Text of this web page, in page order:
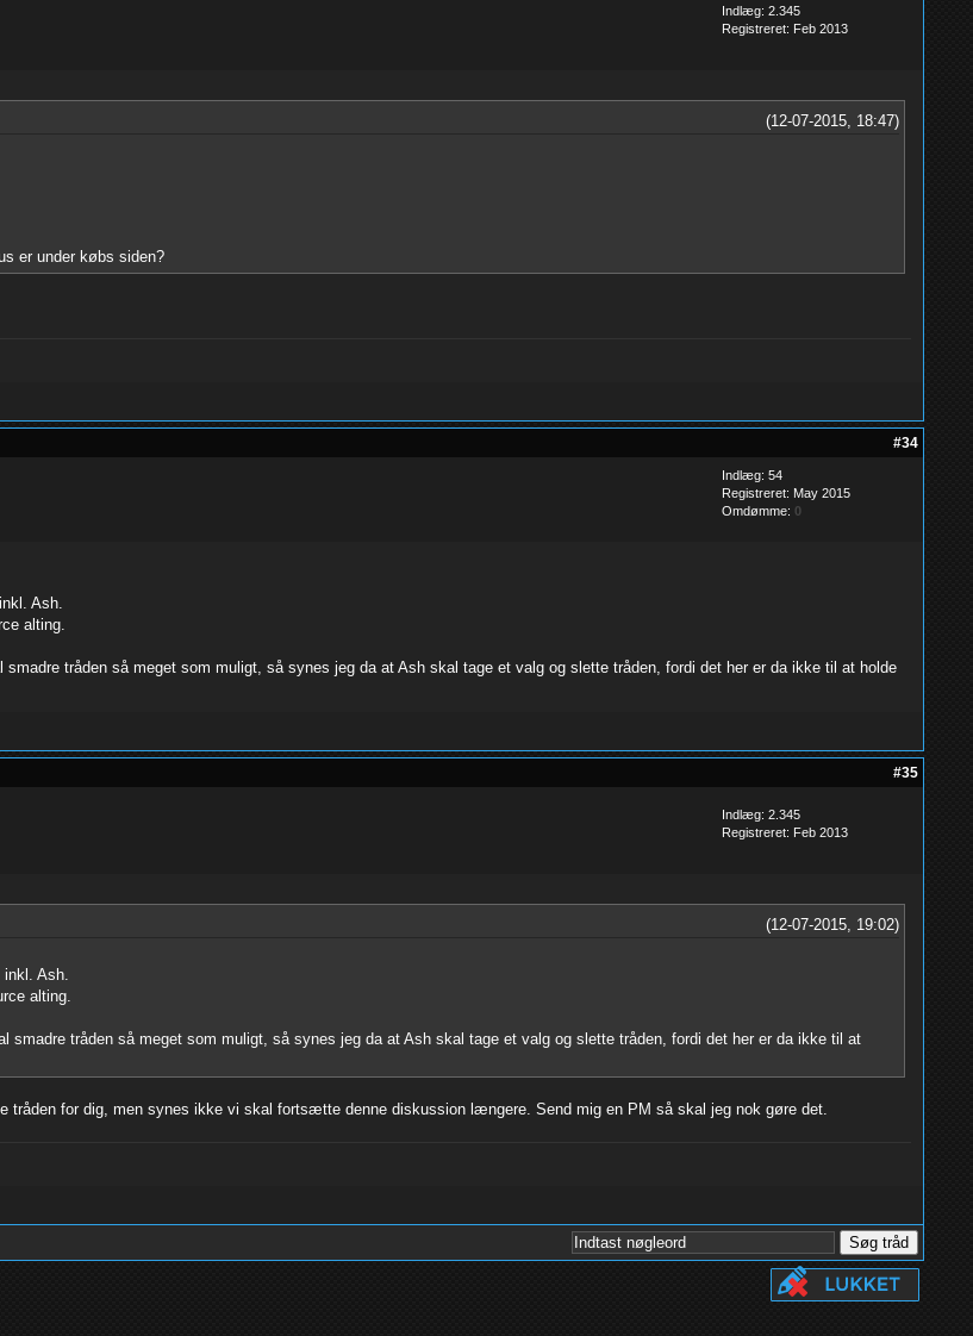
Indlæg: 2.345
Registreret: Feb 2013
(12-07-2015, 18:47)
er under købs siden?
#34
Indlæg: 54
Registreret: May 2015
Omdømme: 0
Ash.
alting.
tråden så meget som muligt, så synes jeg da at Ash skal tage et valg og slette tråden, fordi det her er da ikke til at holde
#35
Indlæg: 2.345
Registreret: Feb 2013
(12-07-2015, 19:02)
Ash.
alting.
smadre tråden så meget som muligt, så synes jeg da at Ash skal tage et valg og slette tråden, fordi det her er da ikke til at
tråden for dig, men synes ikke vi skal fortsætte denne diskussion længere. Send mig en PM så skal jeg nok gøre det.